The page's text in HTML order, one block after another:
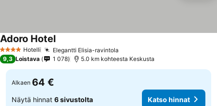
4 Tähtiluokitus
Hotelli Elegantti Elisia-ravintola
Adoro Hotel
9,3 Loistava 1 078 5.0 km kohteesta Keskusta
Alkaen 64 €
Näytä hinnat 6 sivustolta Katso hinnat